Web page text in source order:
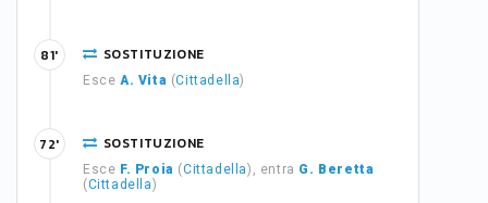
SOSTITUZIONE
Esce A. Vita (Cittadella)
81'
SOSTITUZIONE
Esce F. Proia (Cittadella), entra G. Beretta
(Cittadella)
72'